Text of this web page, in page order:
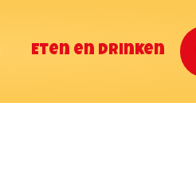
Eten en drinken